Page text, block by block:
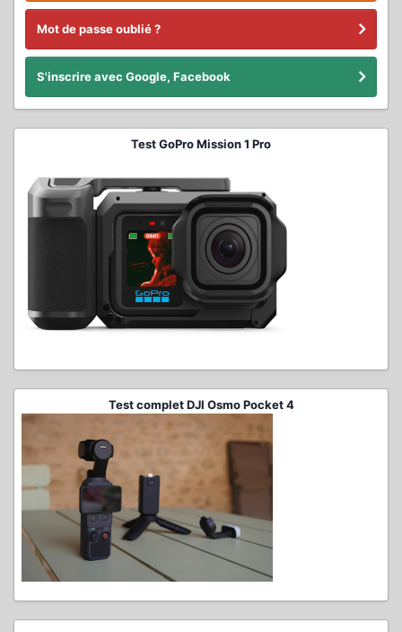
Mot de passe oublié ?
S'inscrire avec Google, Facebook
Test GoPro Mission 1 Pro
Test complet DJI Osmo Pocket 4